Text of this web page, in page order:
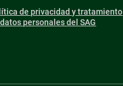
de privacidad y tratamiento
personales del SAG